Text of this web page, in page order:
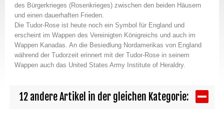
des Bürgerkrieges (Rosenkrieges) zwischen den beiden Häusern
und einen dauerhaften Frieden.
Die Tudor-Rose ist heute noch ein Symbol für England und
erscheint im Wappen des Vereinigten Königreichs und auch im
Wappen Kanadas. An die Besiedlung Nordamerikas von England
während der Tudorzeit erinnert mit der Tudor-Rose in seinem
Wappen auch das United States Army Institute of Heraldry.
12 andere Artikel in der gleichen Kategorie: